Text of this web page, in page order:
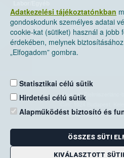
Adatkezelési tájékoztatónkban
gondoskodunk személyes adatai
cookie-kat (sütiket) használ a jobb
érdekében, melynek
„Elfogadom” gombra.
Statisztikai célú sütik
Hirdetési célú sütik
Alapműködést biztosító és
ÖSSZES SÜTI
KIVÁLASZTOTT
Nemzeti Élelmiszerlánc-
Levelezési cím: 1525
E-mail:
Zöld szám: 06-